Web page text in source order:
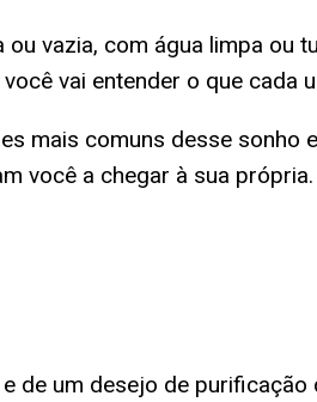
vazia, com água limpa ou
vai entender o que cada
mais comuns desse sonho
você a chegar à sua própria.
um desejo de